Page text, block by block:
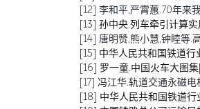
[12] 李和平,严霄蕙.70年来
[13] 孙中央.列车牵引计算
[14] 唐明赞,熊小慧,钟睦等.
[15] 中华人民共和国铁道
[16] 罗一童.中国火车大图
[17] 冯江华.轨道交通永磁
[18] 中华人民共和国铁道行